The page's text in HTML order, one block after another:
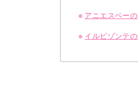
アニエスベー
イルビゾンテ